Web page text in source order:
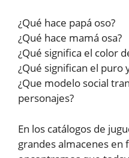
¿Qué hace papá oso?
¿Qué hace mamá osa?
¿Qué significa el color
¿Qué significan el puro
¿Que modelo social
personajes?
En los catálogos de
grandes almacenes en